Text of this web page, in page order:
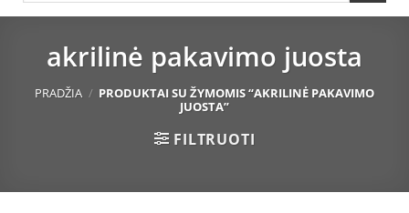
akrilinė pakavimo juosta
PRADŽIA / PRODUKTAI SU ŽYMOMIS “AKRILINĖ PAKAVIMO
JUOSTA”
FILTRUOTI